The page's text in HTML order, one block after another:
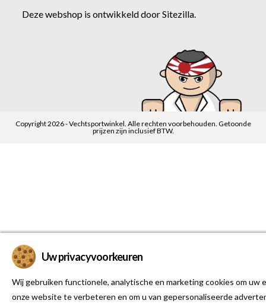
Deze webshop is ontwikkeld doorSitezilla.
Copyright 2026 - Vechtsportwinkel. Alle rechten voorbehouden. Getoonde
prijzen zijn inclusief BTW.
Uw privacyvoorkeuren
Wij gebruiken functionele, analytische en marketing cookies om uw
onze website te verbeteren en om u van gepersonaliseerde